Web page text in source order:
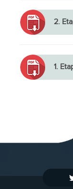
2.
1.